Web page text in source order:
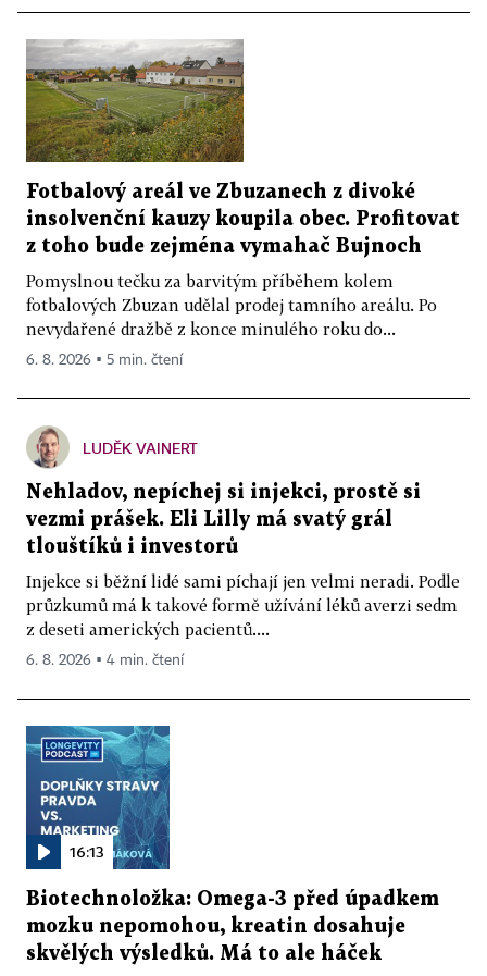
Fotbalový areál ve Zbuzanech z divoké
insolvenční kauzy koupila obec. Profitovat
z toho bude zejména vymahač Bujnoch
Pomyslnou tečku za barvitým příběhem kolem
fotbalových Zbuzan udělal prodej tamního areálu. Po
nevydařené dražbě z konce minulého roku do...
6. 8. 2026 ▪ 5 min. čtení
LUDĚK VAINERT
Nehladov, nepíchej si injekci, prostě si
vezmi prášek. Eli Lilly má svatý grál
tlouštíků i investorů
Injekce si běžní lidé sami píchají jen velmi neradi. Podle
průzkumů má k takové formě užívání léků averzi sedm
z deseti amerických pacientů....
6. 8. 2026 ▪ 4 min. čtení
16:13
Biotechnoložka: Omega-3 před úpadkem
mozku nepomohou, kreatin dosahuje
skvělých výsledků. Má to ale háček